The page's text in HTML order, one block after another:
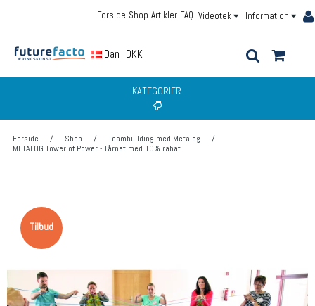
Information
Videotek
FAQ
Artikler
Shop
Forside
DanskDKK
KATEGORIER
Forside / Shop / Teambuilding med Metalog
/
METALOG Tower of Power - Tårnet med 10% rabat
Tilbud